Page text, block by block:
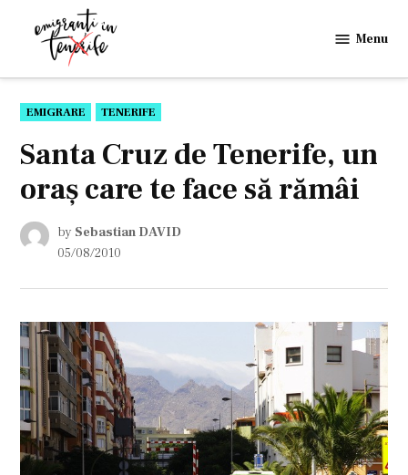
in
Menu
POSTED
IN
EMIGRARE TENERIFE
Santa Cruz de Tenerife, un
oraş care te face să rămâi
by Sebastian DAVID
05/08/2010